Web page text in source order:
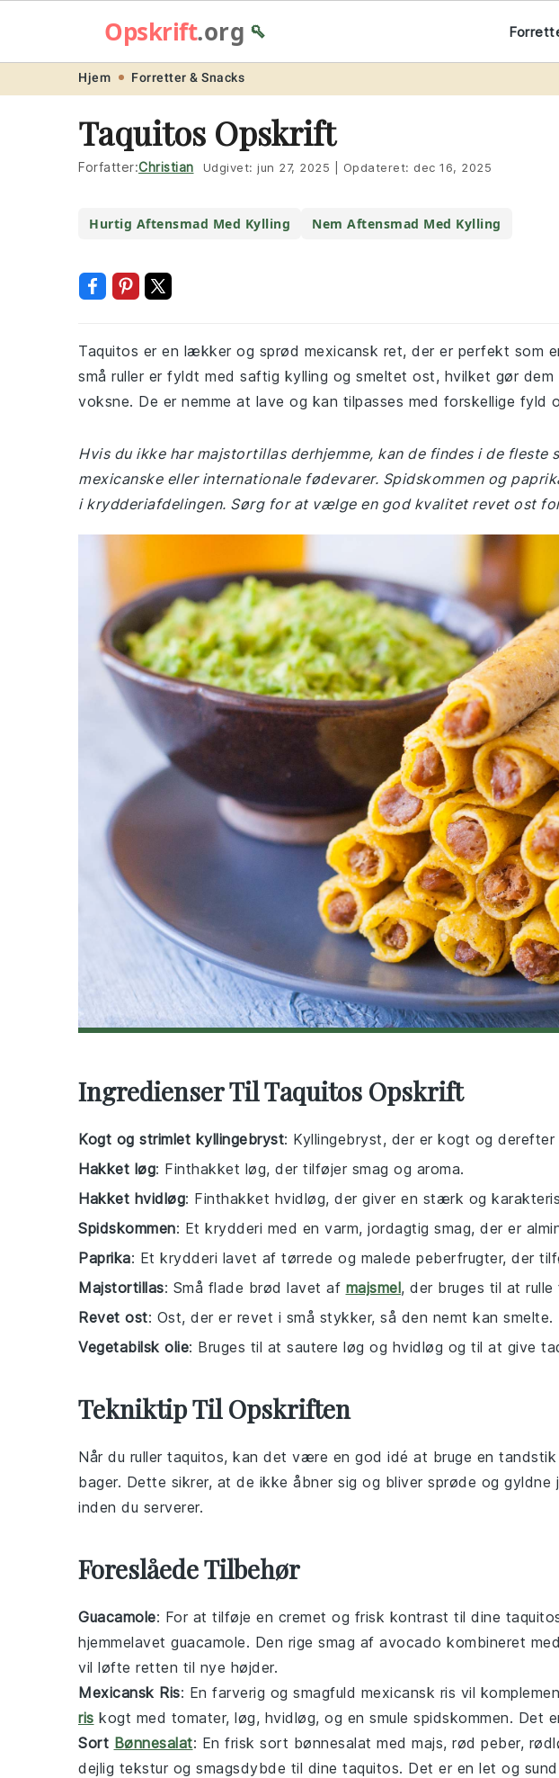
navigation
content
Opskrift.org🥄
Hjem Forretter & Snacks
Taquitos Opskrift
Forfatter:Christian Udgivet: jun 27, 2025 Opdateret: dec 16, 2025
Hurtig Aftensmad Med Kylling Nem Aftensmad Med Kylling
Taquitos er en lækker og sprød mexicansk ret, der er perfekt som
små ruller er fyldt med saftig kylling og smeltet ost, hvilket gør
voksne. De er nemme at lave og kan tilpasses med forskellige fyld
Hvis du ikke har majstortillas derhjemme, kan de findes i de fleste
mexicanske eller internationale fødevarer. Spidskommen og
i krydderiafdelingen. Sørg for at vælge en god kvalitet revet ost
Ingredienser Til Taquitos Opskrift
Kogt og strimlet kyllingebryst: Kyllingebryst, der er kogt og
Hakket løg: Finthakket løg, der tilføjer smag og aroma.
Hakket hvidløg: Finthakket hvidløg, der giver en stærk og
Spidskommen: Et krydderi med en varm, jordagtig smag, der er
Paprika: Et krydderi lavet af tørrede og malede peberfrugter, der
Majstortillas: Små flade brød lavet af majsmel, der bruges til at
Revet ost: Ost, der er revet i små stykker, så den nemt kan smelte.
Vegetabilsk olie: Bruges til at sautere løg og hvidløg og til at give
Tekniktip Til Opskriften
Når du ruller taquitos, kan det være en god idé at bruge en tandstik
bager. Dette sikrer, at de ikke åbner sig og bliver sprøde og
inden du serverer.
Foreslåede Tilbehør
Guacamole: For at tilføje en cremet og frisk kontrast til dine
hjemmelavet guacamole. Den rige smag af avocado kombineret med
vil løfte retten til nye højder.
Mexicansk Ris: En farverig og smagfuld mexicansk ris vil
ris kogt med tomater, løg, hvidløg, og en smule spidskommen. Det
Sort Bønnesalat: En frisk sort bønnesalat med majs, rød peber,
dejlig tekstur og smagsdybde til dine taquitos. Det er en let og